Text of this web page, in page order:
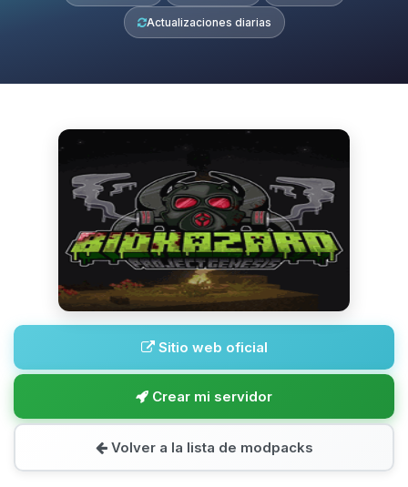
Actualizaciones diarias
Sitio web oficial
Crear mi servidor
Volver a la lista de modpacks